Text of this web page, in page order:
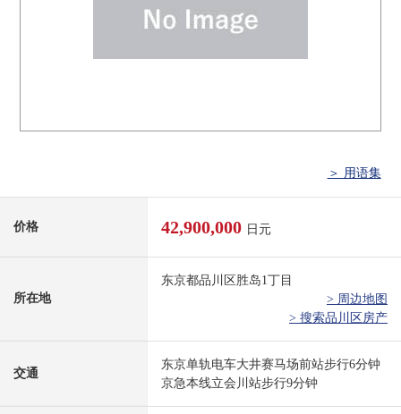
＞ 用语集
价格 42,900,000 日元
所在地
东京都品川区胜岛1丁目
> 周边地图
> 搜索品川区房产
交通
东京单轨电车大井赛马场前站步行6分钟
京急本线立会川站步行9分钟